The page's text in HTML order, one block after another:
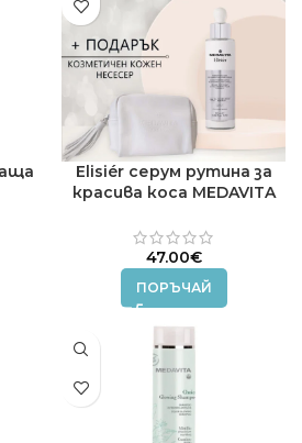
Elisiér серум рутина за
красива коса MEDAVITA
47.00€
ПОРЪЧАЙ